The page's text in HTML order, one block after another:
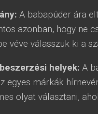
A babapúder ára
azonban, hogy ne
véve válasszuk ki a
helyek: A
egyes márkák
olyat választani,